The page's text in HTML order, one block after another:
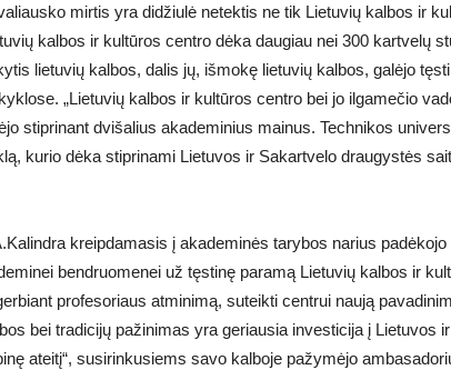
mirtis yra didžiulė netektis ne tik Lietuvių kalbos ir
kalbos ir kultūros centro dėka daugiau nei 300 kartvelų
lietuvių kalbos, dalis jų, išmokę lietuvių kalbos, galėjo
„Lietuvių kalbos ir kultūros centro bei jo ilgamečio
stiprinant dvišalius akademinius mainus. Technikos
kurio dėka stiprinami Lietuvos ir Sakartvelo draugystės
kreipdamasis į akademinės tarybos narius
bendruomenei už tęstinę paramą Lietuvių kalbos ir
profesoriaus atminimą, suteikti centrui naują
bei tradicijų pažinimas yra geriausia investicija į Lietuvos
ateitį“, susirinkusiems savo kalboje pažymėjo